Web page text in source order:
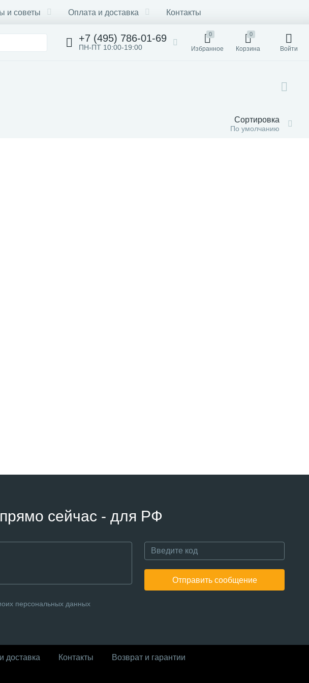
и советы Оплата и доставка Контакты
+7 (495) 786-01-69
ПН-ПТ 10:00-19:00
0
Избранное
0
Корзина Войти
Сортировка
По умолчанию
сейчас - для РФ
Отправить сообщение
персональных данных
доставка Контакты Возврат и гарантии